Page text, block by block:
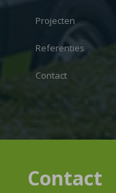
Projecten
Referenties
Contact
Contact